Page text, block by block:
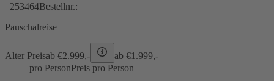
253464Bestellnr.:
Pauschalreise
Alter Preisab €2.999,- ab €1.999,-
pro PersonPreis pro Person